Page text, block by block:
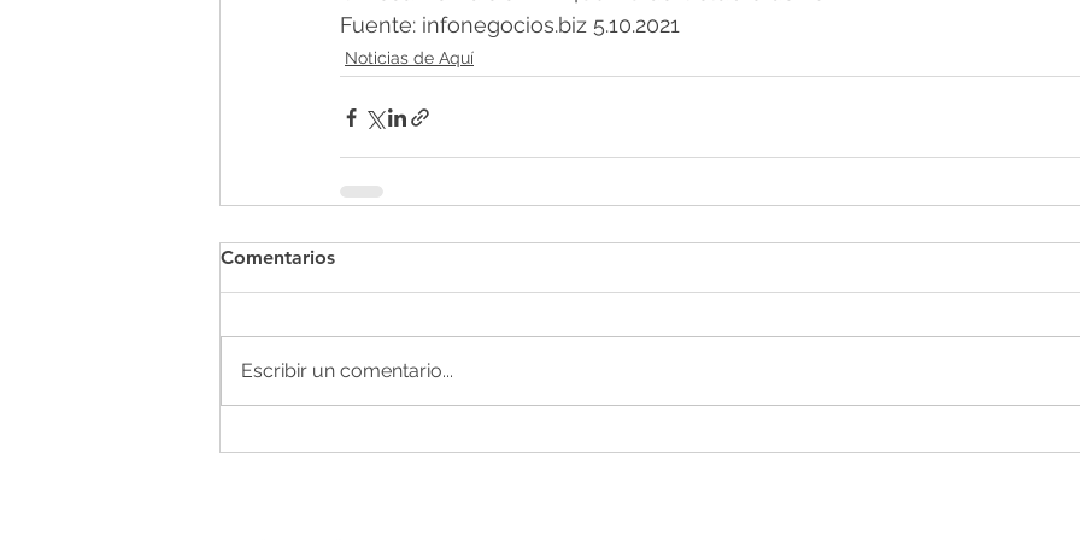
Fuente: infonegocios.biz 5.10.2021
Noticias de Aquí
Comentarios
Escribir un comentario...